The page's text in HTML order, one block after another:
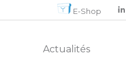
E-Shop
Actualités